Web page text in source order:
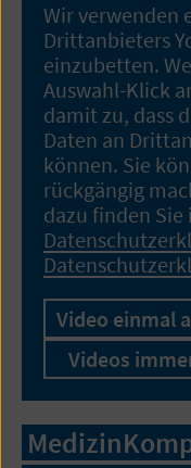
Wir verwenden
Drittanbieters
einzubetten.
Auswahl-Klick
damit zu, dass
Daten an
können. Sie
rückgängig
dazu finden Sie
Video einmal
Videos